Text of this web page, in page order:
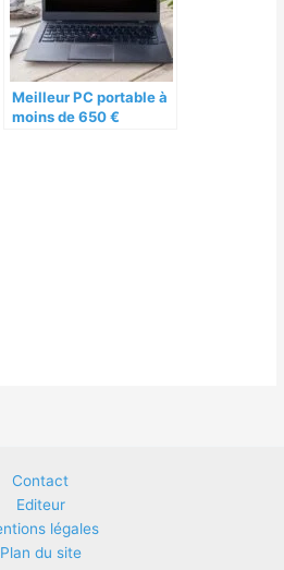
Meilleur PC portable à
moins de 650 €
Contact
Editeur
légales
Plan du site